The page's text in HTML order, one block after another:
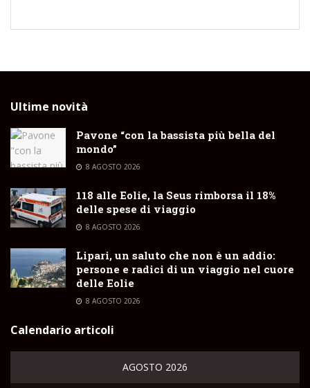
Ultime novità
Pavone “con la bassista più bella del
mondo”
8 AGOSTO 2026
118 alle Eolie, la Seus rimborsa il 18%
delle spese di viaggio
8 AGOSTO 2026
Lipari, un saluto che non è un addio:
persone e radici di un viaggio nel cuore
delle Eolie
8 AGOSTO 2026
Calendario articoli
AGOSTO 2026